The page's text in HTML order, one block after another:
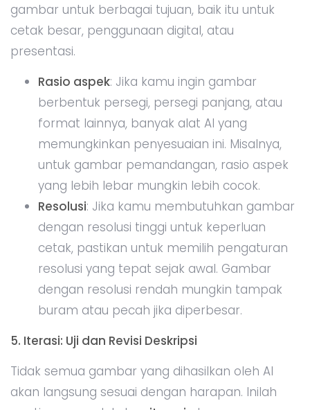
gambar untuk berbagai tujuan, baik itu untuk
cetak besar, penggunaan digital, atau
presentasi.
Rasio aspek: Jika kamu ingin gambar
berbentuk persegi, persegi panjang, atau
format lainnya, banyak alat AI yang
memungkinkan penyesuaian ini. Misalnya,
untuk gambar pemandangan, rasio aspek
yang lebih lebar mungkin lebih cocok.
Resolusi: Jika kamu membutuhkan gambar
dengan resolusi tinggi untuk keperluan
cetak, pastikan untuk memilih pengaturan
resolusi yang tepat sejak awal. Gambar
dengan resolusi rendah mungkin tampak
buram atau pecah jika diperbesar.
5. Iterasi: Uji dan Revisi Deskripsi
Tidak semua gambar yang dihasilkan oleh AI
akan langsung sesuai dengan harapan. Inilah